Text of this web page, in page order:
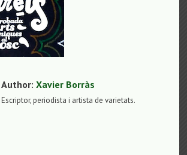
Author:Xavier Borràs
Escriptor, periodista i artista de varietats.